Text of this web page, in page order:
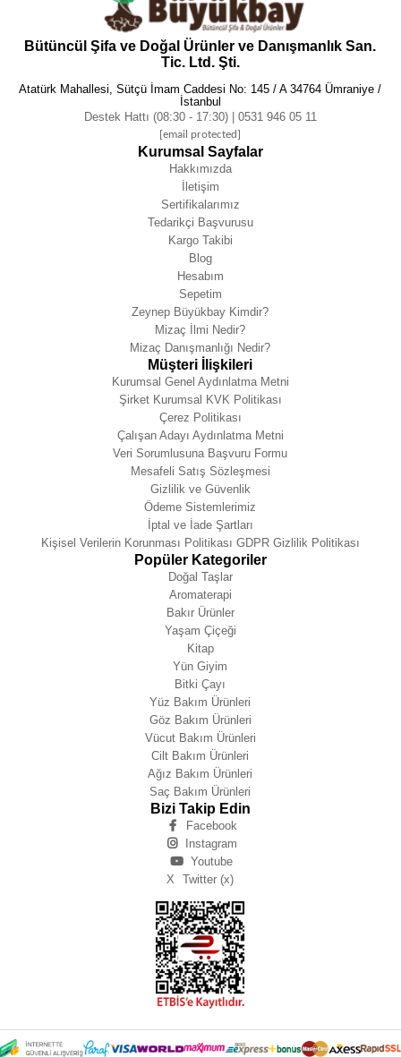
Bütüncül Şifa ve Doğal Ürünler ve Danışmanlık San.
Tic. Ltd. Şti.
Atatürk Mahallesi, Sütçü İmam Caddesi No: 145 / A 34764 Ümraniye /
İstanbul
Destek Hattı (08:30 - 17:30) | 0531 946 05 11
[email protected]
Kurumsal Sayfalar
Hakkımızda
İletişim
Sertifikalarımız
Tedarikçi Başvurusu
Kargo Takibi
Blog
Hesabım
Sepetim
Zeynep Büyükbay Kimdir?
Mizaç İlmi Nedir?
Mizaç Danışmanlığı Nedir?
Müşteri İlişkileri
Kurumsal Genel Aydınlatma Metni
Şirket Kurumsal KVK Politikası
Çerez Politikası
Çalışan Adayı Aydınlatma Metni
Veri Sorumlusuna Başvuru Formu
Mesafeli Satış Sözleşmesi
Gizlilik ve Güvenlik
Ödeme Sistemlerimiz
İptal ve İade Şartları
Kişisel Verilerin Korunması Politikası GDPR Gizlilik Politikası
Popüler Kategoriler
Doğal Taşlar
Aromaterapi
Bakır Ürünler
Yaşam Çiçeği
Kitap
Yün Giyim
Bitki Çayı
Yüz Bakım Ürünleri
Göz Bakım Ürünleri
Vücut Bakım Ürünleri
Cilt Bakım Ürünleri
Ağız Bakım Ürünleri
Saç Bakım Ürünleri
Bizi Takip Edin
Facebook
Instagram
Youtube
X
Twitter (x)